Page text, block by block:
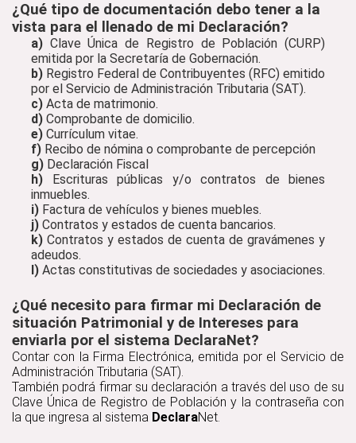
¿Qué tipo de documentación debo tener a la
vista para el llenado de mi Declaración?
a) Clave Única de Registro de Población (CURP)
emitida por la Secretaría de Gobernación.
b) Registro Federal de Contribuyentes (RFC) emitido
por el Servicio de Administración Tributaria (SAT).
c) Acta de matrimonio.
d) Comprobante de domicilio.
e) Currículum vitae.
f) Recibo de nómina o comprobante de percepción
g) Declaración Fiscal
h) Escrituras públicas y/o contratos de bienes
inmuebles.
i) Factura de vehículos y bienes muebles.
j) Contratos y estados de cuenta bancarios.
k) Contratos y estados de cuenta de gravámenes y
adeudos.
l) Actas constitutivas de sociedades y asociaciones.
¿Qué necesito para firmar mi Declaración de
situación Patrimonial y de Intereses para
enviarla por el sistema DeclaraNet?
Contar con la Firma Electrónica, emitida por el Servicio de
Administración Tributaria (SAT).
También podrá firmar su declaración a través del uso de su
Clave Única de Registro de Población y la contraseña con
la que ingresa al sistema DeclaraNet.